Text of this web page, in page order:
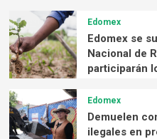
Edomex
Edomex se
Nacional de
participarán
Edomex
Demuelen
ilegales en